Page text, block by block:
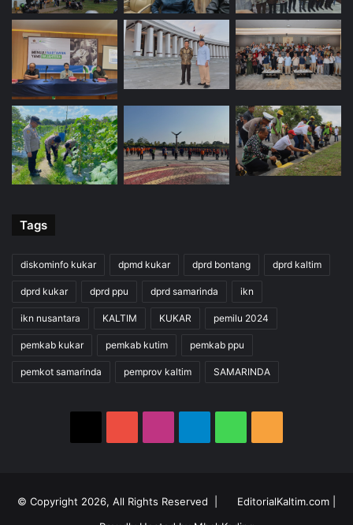
Tags
diskominfo kukar dpmd kukar dprd bontang dprd kaltim
dprd kukar dprd ppu dprd samarinda ikn
ikn nusantara KALTIM KUKAR pemilu 2024
pemkab kukar pemkab kutim pemkab ppu
pemkot samarinda pemprov kaltim SAMARINDA
© Copyright 2026, All Rights Reserved | EditorialKaltim.com